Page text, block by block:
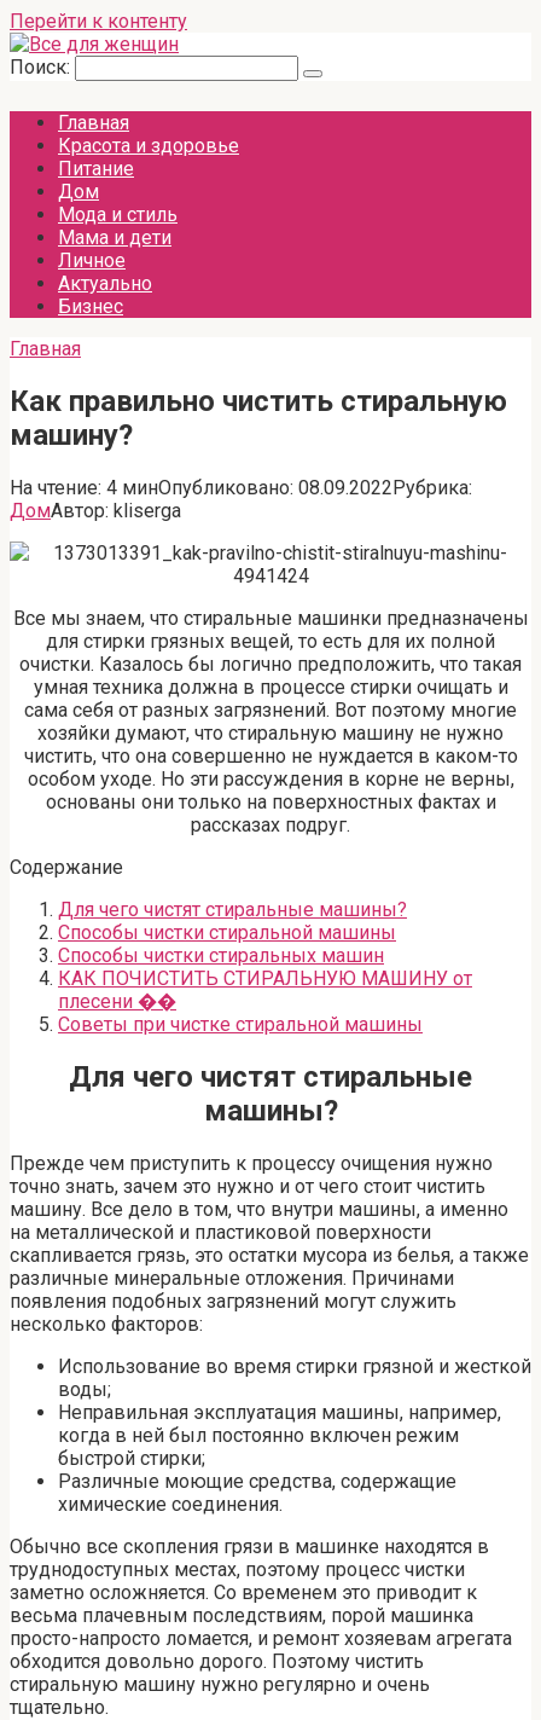
Перейти к контенту
Поиск:
Главная
Красота и здоровье
Питание
Дом
Мода и стиль
Мама и дети
Личное
Актуально
Бизнес
Главная
Как правильно чистить стиральную
машину?
На чтение: 4 минОпубликовано: 08.09.2022Рубрика:
ДомАвтор: kliserga
Все мы знаем, что стиральные машинки предназначены
для стирки грязных вещей, то есть для их полной
очистки. Казалось бы логично предположить, что такая
умная техника должна в процессе стирки очищать и
сама себя от разных загрязнений. Вот поэтому многие
хозяйки думают, что стиральную машину не нужно
чистить, что она совершенно не нуждается в каком-то
особом уходе. Но эти рассуждения в корне не верны,
основаны они только на поверхностных фактах и
рассказах подруг.
Содержание
Для чего чистят стиральные машины?
Способы чистки стиральной машины
Способы чистки стиральных машин
КАК ПОЧИСТИТЬ СТИРАЛЬНУЮ МАШИНУ от
плесени ��
Советы при чистке стиральной машины
Для чего чистят стиральные
машины?
Прежде чем приступить к процессу очищения нужно
точно знать, зачем это нужно и от чего стоит чистить
машину. Все дело в том, что внутри машины, а именно
на металлической и пластиковой поверхности
скапливается грязь, это остатки мусора из белья, а также
различные минеральные отложения. Причинами
появления подобных загрязнений могут служить
несколько факторов:
Использование во время стирки грязной и жесткой
воды;
Неправильная эксплуатация машины, например,
когда в ней был постоянно включен режим
быстрой стирки;
Различные моющие средства, содержащие
химические соединения.
Обычно все скопления грязи в машинке находятся в
труднодоступных местах, поэтому процесс чистки
заметно осложняется. Со временем это приводит к
весьма плачевным последствиям, порой машинка
просто-напросто ломается, и ремонт хозяевам агрегата
обходится довольно дорого. Поэтому чистить
стиральную машину нужно регулярно и очень
тщательно.